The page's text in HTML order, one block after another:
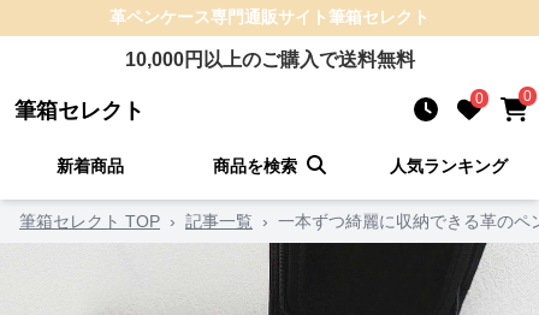
革ペンケース専門通販サイト筆箱セレクト
10,000円以上のご購入で送料無料
筆箱セレクト 0 0
新着商品 商品を検索 人気ランキング
筆箱セレクト TOP › 記事一覧 › 一本ずつ綺麗に収納できる革のペ